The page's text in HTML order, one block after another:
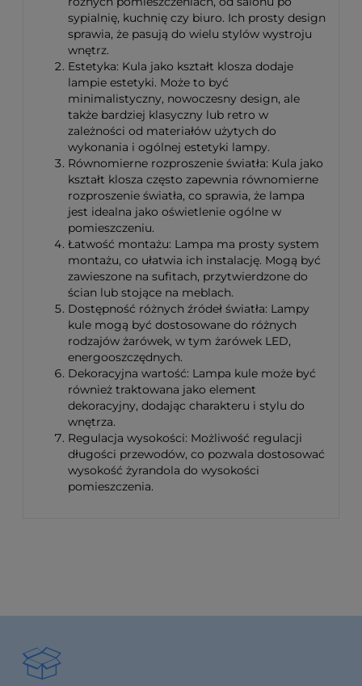
sypialnię, kuchnię czy biuro. Ich prosty design
sprawia, że pasują do wielu stylów wystroju
wnętrz.
Estetyka: Kula jako kształt klosza dodaje
lampie estetyki. Może to być
minimalistyczny, nowoczesny design, ale
także bardziej klasyczny lub retro w
zależności od materiałów użytych do
wykonania i ogólnej estetyki lampy.
Równomierne rozproszenie światła: Kula jako
kształt klosza często zapewnia równomierne
rozproszenie światła, co sprawia, że lampa
jest idealna jako oświetlenie ogólne w
pomieszczeniu.
Łatwość montażu: Lampa ma prosty system
montażu, co ułatwia ich instalację. Mogą być
zawieszone na sufitach, przytwierdzone do
ścian lub stojące na meblach.
Dostępność różnych źródeł światła: Lampy
kule mogą być dostosowane do różnych
rodzajów żarówek, w tym żarówek LED,
energooszczędnych.
Dekoracyjna wartość: Lampa kule może być
również traktowana jako element
dekoracyjny, dodając charakteru i stylu do
wnętrza.
Regulacja wysokości: Możliwość regulacji
długości przewodów, co pozwala dostosować
wysokość żyrandola do wysokości
pomieszczenia.